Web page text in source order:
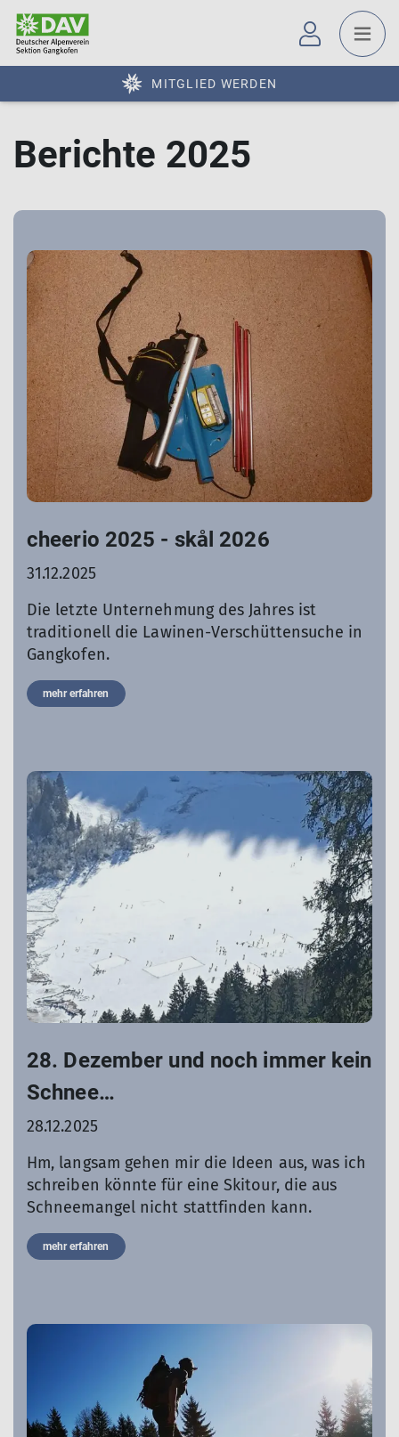
MITGLIED WERDEN
Berichte 2025
cheerio 2025 - skål 2026
31.12.2025
Die letzte Unternehmung des Jahres ist
traditionell die Lawinen-Verschüttensuche in
Gangkofen.
mehr erfahren
28. Dezember und noch immer kein
Schnee…
28.12.2025
Hm, langsam gehen mir die Ideen aus, was ich
schreiben könnte für eine Skitour, die aus
Schneemangel nicht stattfinden kann.
mehr erfahren